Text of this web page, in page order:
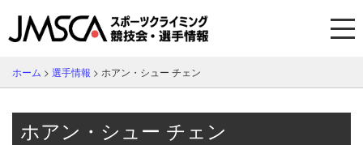
ホーム > 選手情報 > ホアン・シュー チェン
ホアン・シュー チェン